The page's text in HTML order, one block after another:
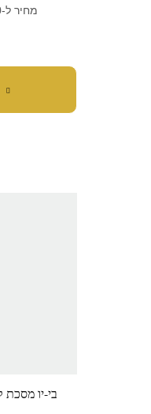
מחיר ל-100 מ״ל:
בי-יו מסכת